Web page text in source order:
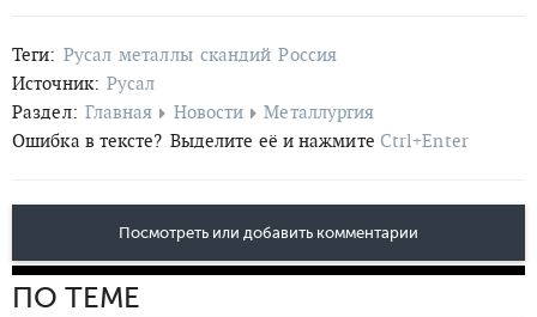
Теги: Русал металлы скандий Россия
Источник: Русал
Раздел: Главная Новости
Металлургия
Ошибка в тексте? Выделите её и нажмите Ctrl+Enter
Посмотреть или добавить комментарии
ПО ТЕМЕ